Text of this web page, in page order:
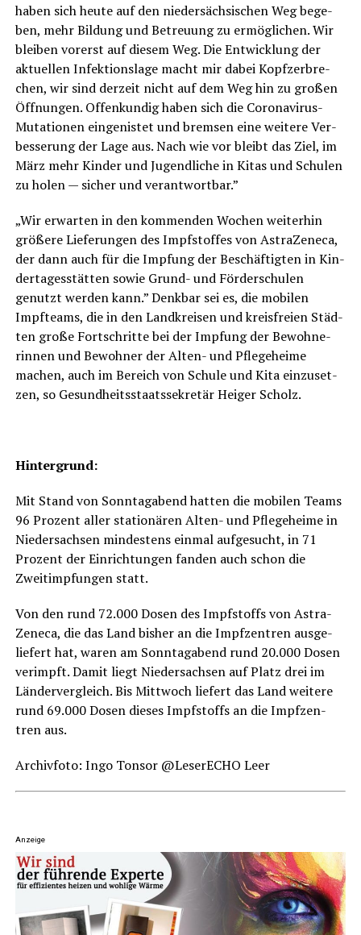
haben sich heu­te auf den nie­der­säch­si­schen Weg bege­
ben, mehr Bil­dung und Betreu­ung zu ermög­li­chen. Wir
blei­ben vor­erst auf die­sem Weg. Die Ent­wick­lung der
aktu­el­len Infek­ti­ons­la­ge macht mir dabei Kopf­zer­bre­
chen, wir sind der­zeit nicht auf dem Weg hin zu gro­ßen
Öff­nun­gen. Offen­kun­dig haben sich die Coro­na­vi­rus-
Muta­tio­nen ein­ge­nis­tet und brem­sen eine wei­te­re Ver­
bes­se­rung der Lage aus. Nach wie vor bleibt das Ziel, im
März mehr Kin­der und Jugend­li­che in Kitas und Schu­len
zu holen — sicher und verantwortbar.”
„Wir erwar­ten in den kom­men­den Wochen wei­ter­hin
grö­ße­re Lie­fe­run­gen des Impf­stof­fes von Astra­Ze­ne­ca,
der dann auch für die Imp­fung der Beschäf­tig­ten in Kin­
der­ta­ges­stät­ten sowie Grund- und För­der­schu­len
genutzt wer­den kann.” Denk­bar sei es, die mobi­len
Impf­teams, die in den Land­krei­sen und kreis­frei­en Städ­
ten gro­ße Fort­schrit­te bei der Imp­fung der Bewoh­ne­
rin­nen und Bewoh­ner der Alten- und Pfle­ge­hei­me
machen, auch im Bereich von Schu­le und Kita ein­zu­set­
zen, so Gesund­heits­staats­se­kre­tär Hei­ger Scholz.
Hin­ter­grund:
Mit Stand von Sonn­tag­abend hat­ten die mobi­len Teams
96 Pro­zent aller sta­tio­nä­ren Alten- und Pfle­ge­hei­me in
Nie­der­sach­sen min­des­tens ein­mal auf­ge­sucht, in 71
Pro­zent der Ein­rich­tun­gen fan­den auch schon die
Zweit­imp­fun­gen statt.
Von den rund 72.000 Dosen des Impf­stoffs von Astra­
Ze­ne­ca, die das Land bis­her an die Impf­zen­tren aus­ge­
lie­fert hat, waren am Sonn­tag­abend rund 20.000 Dosen
ver­impft. Damit liegt Nie­der­sach­sen auf Platz drei im
Län­der­ver­gleich. Bis Mitt­woch lie­fert das Land wei­te­re
rund 69.000 Dosen die­ses Impf­stoffs an die Impf­zen­
tren aus.
Archiv­fo­to: Ingo Ton­sor @LeserECHO Leer
Anzeige